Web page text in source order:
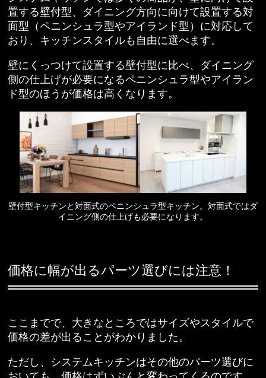
置する壁付型、ダイニング方向に向けて設置する対
面型（ペニンシュラ型やアイランド型）に対応して
おり、キッチンスタイルも自由に選べます。
壁にくっつけて設置する壁付型に比べ、ダイニング
側の仕上げが必要になるペニンシュラ型やアイラン
ド型のほうが価格は高くなります。
壁付型キッチンと対面式のペニンシュラ型キッチン。対面式ではダ
イニング側の仕上げも必要になります。
価格に幅が出るパーツ選びには注意！
ここまでで、大きなところではサイズやスタイルで
価格の差が出ることがわかりました。
ただし、システムキッチンはその他のパーツ選びに